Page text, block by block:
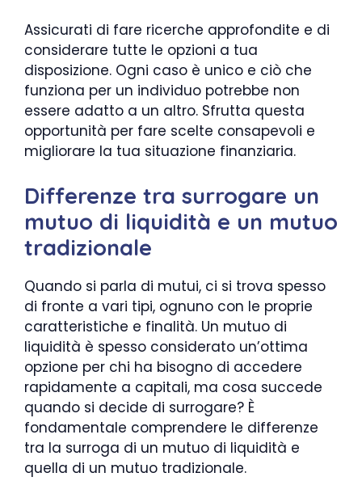
Assicurati di fare ricerche approfondite e di
considerare tutte le opzioni a tua
disposizione. Ogni caso è unico e ciò che
funziona per un individuo potrebbe non
essere adatto a un altro. Sfrutta questa
opportunità per fare scelte consapevoli e
migliorare la tua situazione finanziaria.
Differenze tra surrogare un
mutuo di liquidità e un mutuo
tradizionale
Quando si parla di mutui, ci si trova spesso
di fronte a vari tipi, ognuno con le proprie
caratteristiche e finalità. Un mutuo di
liquidità è spesso considerato un’ottima
opzione per chi ha bisogno di accedere
rapidamente a capitali, ma cosa succede
quando si decide di surrogare? È
fondamentale comprendere le differenze
tra la surroga di un mutuo di liquidità e
quella di un mutuo tradizionale.